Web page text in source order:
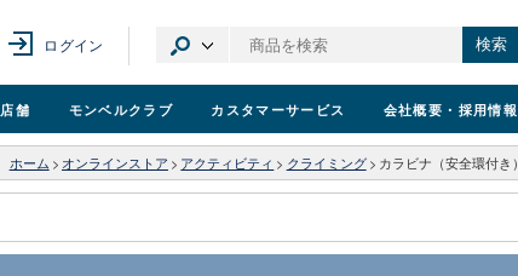
ログイン 検索
店舗 モンベルクラブ カスタマーサービス 会社概要 ・採用情報
ホーム > オンラインストア > アクティビティ > クライミング > カラビナ（安全環付き）